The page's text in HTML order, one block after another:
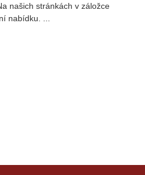
našich stránkách v záložce
nabídku. ...